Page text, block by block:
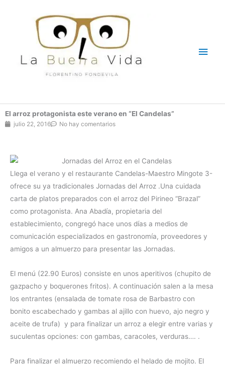
El arroz protagonista este verano en “El Candelas”
julio 22, 2016 No hay comentarios
Llega el verano y el restaurante Candelas-Maestro Mingote 3-
ofrece su ya tradicionales Jornadas del Arroz .Una cuidada
carta de platos preparados con el arroz del Pirineo “Brazal”
como protagonista. Ana Abadía, propietaria del
establecimiento, congregó hace unos días a medios de
comunicación especializados en gastronomía, proveedores y
amigos a un almuerzo para presentar las Jornadas.
El menú (22.90 Euros) consiste en unos aperitivos (chupito de
gazpacho y boquerones fritos). A continuación salen a la mesa
los entrantes (ensalada de tomate rosa de Barbastro con
bonito escabechado y gambas al ajillo con huevo, ajo negro y
aceite de trufa) y para finalizar un arroz a elegir entre varias y
suculentas opciones: con gambas, caracoles, verduras…. .
Para finalizar el almuerzo recomiendo el helado de mojito. El